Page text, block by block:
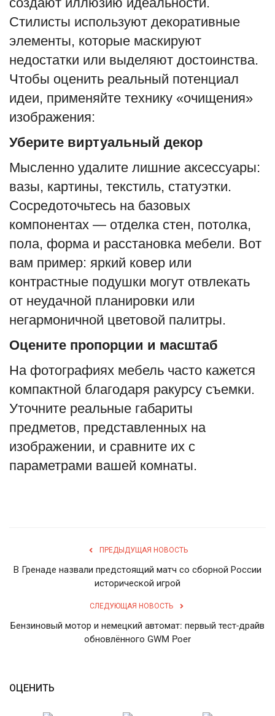
Стилисты используют декоративные
элементы, которые маскируют
недостатки или выделяют достоинства.
Чтобы оценить реальный потенциал
идеи, применяйте технику «очищения»
изображения:
Уберите виртуальный декор
Мысленно удалите лишние аксессуары:
вазы, картины, текстиль, статуэтки.
Сосредоточьтесь на базовых
компонентах — отделка стен, потолка,
пола, форма и расстановка мебели. Вот
вам пример: яркий ковер или
контрастные подушки могут отвлекать
от неудачной планировки или
негармоничной цветовой палитры.
Оцените пропорции и масштаб
На фотографиях мебель часто кажется
компактной благодаря ракурсу съемки.
Уточните реальные габариты
предметов, представленных на
изображении, и сравните их с
параметрами вашей комнаты.
ПРЕДЫДУЩАЯ НОВОСТЬ
В Гренаде назвали предстоящий матч со сборной России
исторической игрой
СЛЕДУЮЩАЯ НОВОСТЬ
Бензиновый мотор и немецкий автомат: первый тест-драйв
обновлённого GWM Poer
ОЦЕНИТЬ